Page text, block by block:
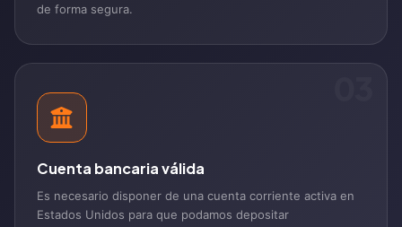
de forma segura.
Cuenta bancaria válida
Es necesario disponer de una cuenta corriente activa en
Estados Unidos para que podamos depositar